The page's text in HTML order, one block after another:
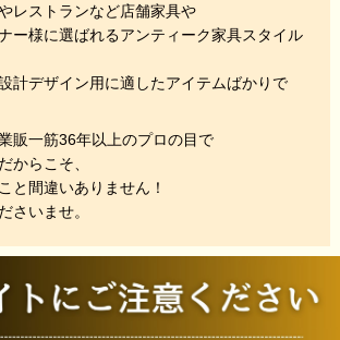
レストランなど店舗家具や
ー様に選ばれるアンティーク家具スタイル
計デザイン用に適したアイテムばかりで
販一筋36年以上のプロの目で
からこそ、
と間違いありません！
さいませ。